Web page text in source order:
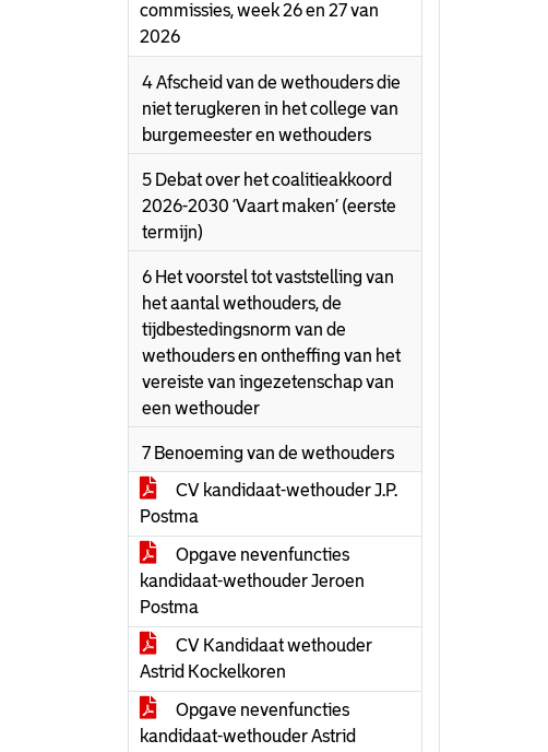
commissies, week 26 en 27 van
2026
4 Afscheid van de wethouders die
niet terugkeren in het college van
burgemeester en wethouders
5 Debat over het coalitieakkoord
2026-2030 ‘Vaart maken’ (eerste
termijn)
6 Het voorstel tot vaststelling van
het aantal wethouders, de
tijdbestedingsnorm van de
wethouders en ontheffing van het
vereiste van ingezetenschap van
een wethouder
7 Benoeming van de wethouders
CV kandidaat-wethouder J.P.
Postma
Opgave nevenfuncties
kandidaat-wethouder Jeroen
Postma
CV Kandidaat wethouder
Astrid Kockelkoren
Opgave nevenfuncties
kandidaat-wethouder Astrid